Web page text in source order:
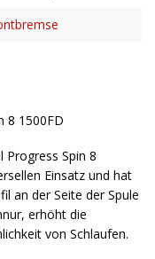
8 1500FD
Progress Spin 8
Einsatz und hat
an der Seite der Spule
erhöht die
von Schlaufen.